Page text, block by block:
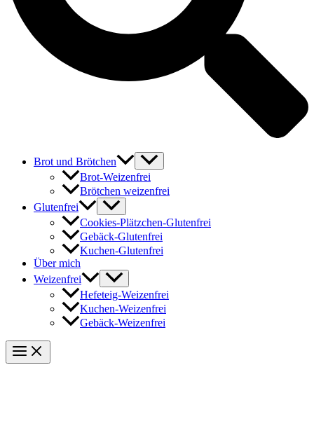
Brot und Brötchen
Brot-Weizenfrei
Brötchen weizenfrei
Glutenfrei
Cookies-Plätzchen-Glutenfrei
Gebäck-Glutenfrei
Kuchen-Glutenfrei
Über mich
Weizenfrei
Hefeteig-Weizenfrei
Kuchen-Weizenfrei
Gebäck-Weizenfrei